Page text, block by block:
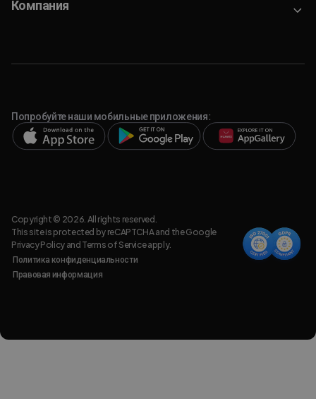
Компания
Попробуйте наши мобильные приложения:
Copyright © 2026. All rights reserved.
This site is protected by reCAPTCHA and the Google
Privacy Policyand Terms of Serviceapply.
Политика конфиденциальности
Правовая информация